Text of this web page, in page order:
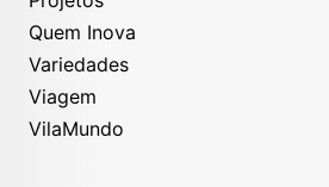
Quem Inova
Variedades
Viagem
VilaMundo